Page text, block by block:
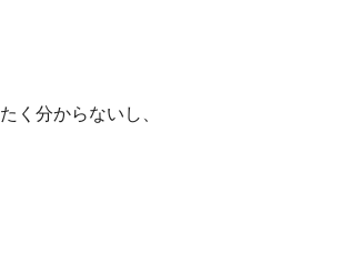
く分からないし、